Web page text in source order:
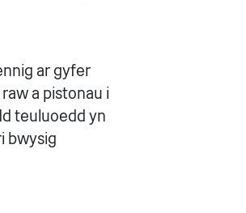
ar gyfer
a pistonau i
teuluoedd yn
bwysig